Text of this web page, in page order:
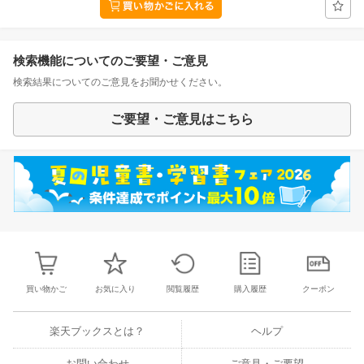
検索機能についてのご要望・ご意見
検索結果についてのご意見をお聞かせください。
ご要望・ご意見はこちら
買い物かご お気に入り 閲覧履歴 購入履歴 クーポン
楽天ブックスとは？ ヘルプ